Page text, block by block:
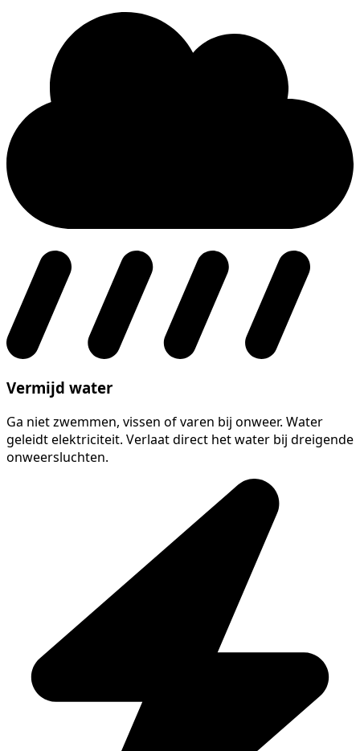
Vermijd water
Ga niet zwemmen, vissen of varen bij onweer. Water
geleidt elektriciteit. Verlaat direct het water bij dreigende
onweersluchten.